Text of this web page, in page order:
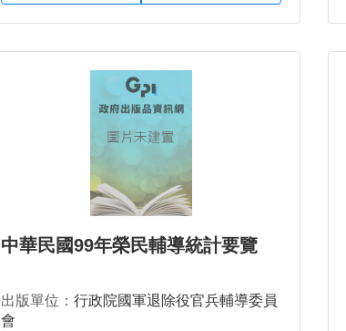
中華民國99年榮民輔導統計要覽
出版單位： 行政院國軍退除役官兵輔導委員
會